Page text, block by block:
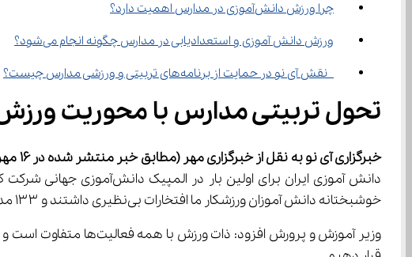
چرا ورزش دانش‌آموزی در مدارس اهمیت دارد؟
ورزش دانش ‌آموزی و استعدادیابی در مدارس چگونه انجام می‌شود؟
نقش آی‌ نو در حمایت از برنامه‌های تربیتی و ورزشی مدارس چیست؟
تحول تربیتی مدارس با محوریت ورزش دانش ‌آموزی و
خبرگزاری آی نو به نقل از خبرگزاری مهر (مطابق خبر منتشر شده در 16
دانش آموزی ایران برای
خوشبختانه دانش آموزان ورزشکار ما افتخارات بی‌نظیری داشتند و ۱۳۳ مدال کسب کردند.